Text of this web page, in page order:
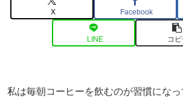
X Facebook
LINE コピ
私は毎朝コーヒーを飲むのが習慣になっ